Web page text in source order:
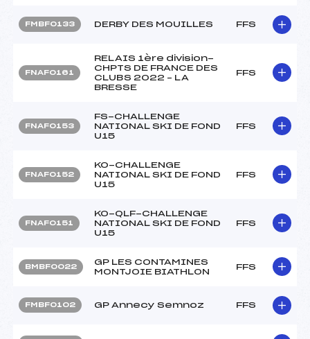
FMBF0133 DERBY DES MOUILLES FFS
FNAF0161
RELAIS 1ère division-
CHPTS DE FRANCE DES
CLUBS 2022 – LA
BRESSE
FFS
FNAF0153
FS-CHALLENGE
NATIONAL SKI DE FOND
U15
FFS
FNAF0152
KO-CHALLENGE
NATIONAL SKI DE FOND
U15
FFS
FNAF0151
KO-QLF-CHALLENGE
NATIONAL SKI DE FOND
U15
FFS
BMBF0022
GP LES CONTAMINES
MONTJOIE BIATHLON
FFS
FMBF0102 GP Annecy Semnoz FFS